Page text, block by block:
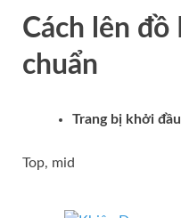
Cách lên đồ
chuẩn
Trang bị khởi đầu
Top, mid